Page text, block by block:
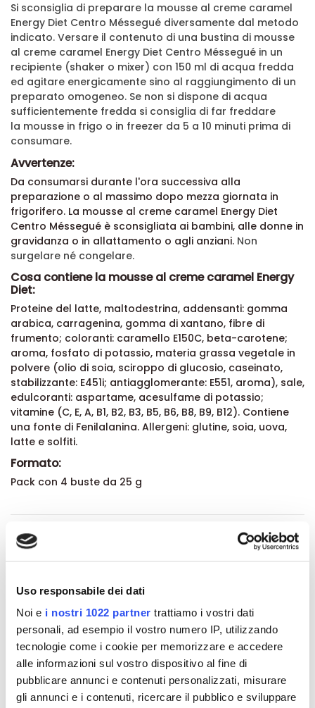
Uso responsabile dei dati
Noi e i nostri 1022 partner trattiamo i vostri dati
personali, ad esempio il vostro numero IP, utilizzando
tecnologie come i cookie per memorizzare e accedere
alle informazioni sul vostro dispositivo al fine di
pubblicare annunci e contenuti personalizzati, misurare
gli annunci e i contenuti, ricercare il pubblico e sviluppare
Si sconsiglia di preparare la mousse al creme caramel
Energy Diet Centro Méssegué diversamente dal metodo
indicato. Versare il contenuto di una bustina di mousse
al creme caramel Energy Diet Centro Méssegué in un
recipiente (shaker o mixer) con 150 ml di acqua fredda
ed agitare energicamente sino al raggiungimento di un
preparato omogeneo. Se non si dispone di acqua
sufficientemente fredda si consiglia di far freddare
la mousse in frigo o in freezer da 5 a 10 minuti prima di
consumare.
Avvertenze:
Da consumarsi durante l'ora successiva alla
preparazione o al massimo dopo mezza giornata in
frigorifero. La mousse al creme caramel Energy Diet
Centro Méssegué è sconsigliata ai bambini, alle donne in
gravidanza o in allattamento o agli anziani. Non
surgelare né congelare.
Cosa contiene la mousse al creme caramel Energy
Diet:
Proteine del latte, maltodestrina, addensanti: gomma
arabica, carragenina, gomma di xantano, fibre di
frumento; coloranti: caramello E150C, beta-carotene;
aroma, fosfato di potassio, materia grassa vegetale in
polvere (olio di soia, sciroppo di glucosio, caseinato,
stabilizzante: E451i; antiagglomerante: E551, aroma), sale,
edulcoranti: aspartame, acesulfame di potassio;
vitamine (C, E, A, B1, B2, B3, B5, B6, B8, B9, B12). Contiene
una fonte di Fenilalanina. Allergeni: glutine, soia, uova,
latte e solfiti.
Formato:
Pack con 4 buste da 25 g
Dettagli del prodotto
Recensioni
Altri prodotti che potrebbero